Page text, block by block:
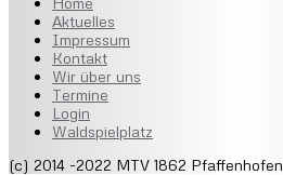
Aktuelles
Impressum
Kontakt
Wir über uns
Termine
Login
Waldspielplatz
(c) 2014 -2022 MTV 1862 Pfaffenhofen